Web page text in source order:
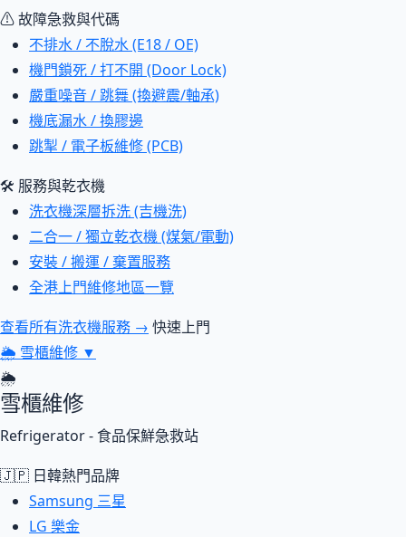
⚠ 故障急救與代碼
不排水 / 不脫水 (E18 / OE)
機門鎖死 / 打不開 (Door Lock)
嚴重噪音 / 跳舞 (換避震/軸承)
機底漏水 / 換膠邊
跳掣 / 電子板維修 (PCB)
🛠 服務與乾衣機
洗衣機深層拆洗 (吉機洗)
二合一 / 獨立乾衣機 (煤氣/電動)
安裝 / 搬運 / 棄置服務
全港上門維修地區一覽
查看所有洗衣機服務 → 快速上門
🌦 雪櫃維修 ▼
🌦
雪櫃維修
Refrigerator - 食品保鮮急救站
🇯🇵 日韓熱門品牌
Samsung 三星
LG 樂金